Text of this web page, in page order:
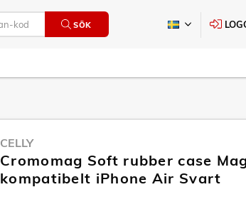
SÖK
CELLY
Cromomag Soft rubber case
kompatibelt iPhone Air Svart